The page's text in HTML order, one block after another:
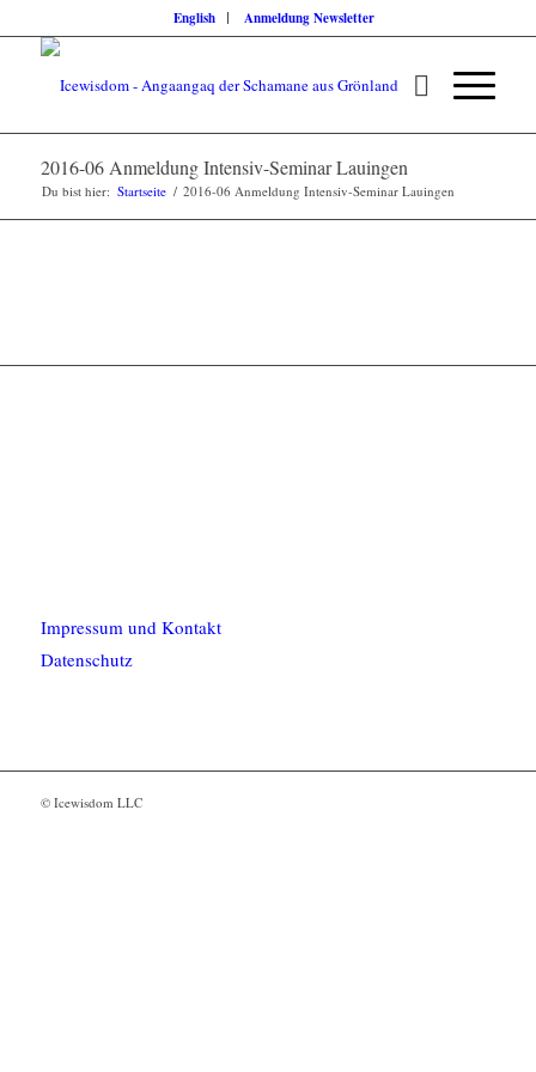
English Anmeldung Newsletter
2016-06 Anmeldung Intensiv-Seminar Lauingen
Du bist hier: Startseite / 2016-06 Anmeldung Intensiv-Seminar Lauingen
Impressum und Kontakt
Datenschutz
© Icewisdom LLC